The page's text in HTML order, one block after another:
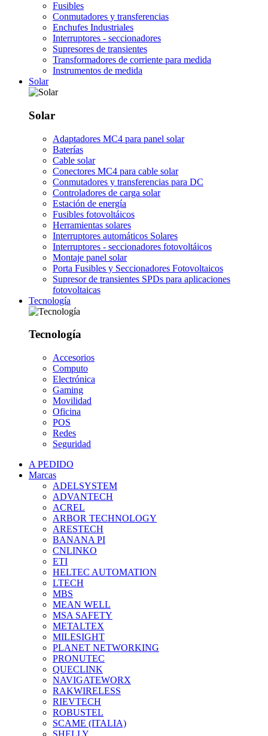
Fusibles
Conmutadores y transferencias
Enchufes Industriales
Interruptores - seccionadores
Supresores de transientes
Transformadores de corriente para medida
Instrumentos de medida
Solar
Solar
Adaptadores MC4 para panel solar
Baterías
Cable solar
Conectores MC4 para cable solar
Conmutadores y transferencias para DC
Controladores de carga solar
Estación de energía
Fusibles fotovoltáicos
Herramientas solares
Interruptores automáticos Solares
Interruptores - seccionadores fotovoltáicos
Montaje panel solar
Porta Fusibles y Seccionadores Fotovoltaicos
Supresor de transientes SPDs para aplicaciones
fotovoltaicas
Tecnología
Tecnología
Accesorios
Computo
Electrónica
Gaming
Movilidad
Oficina
POS
Redes
Seguridad
A PEDIDO
Marcas
ADELSYSTEM
ADVANTECH
ACREL
ARBOR TECHNOLOGY
ARESTECH
BANANA PI
CNLINKO
ETI
HELTEC AUTOMATION
LTECH
MBS
MEAN WELL
MSA SAFETY
METALTEX
MILESIGHT
PLANET NETWORKING
PRONUTEC
QUECLINK
NAVIGATEWORX
RAKWIRELESS
RIEVTECH
ROBUSTEL
SCAME (ITALIA)
SHELLY